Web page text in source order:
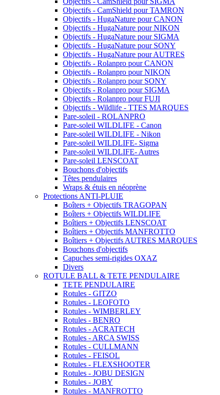
Objectifs - CamShield pour TAMRON
Objectifs - HugaNature pour CANON
Objectifs - HugaNature pour NIKON
Objectifs - HugaNature pour SIGMA
Objectifs - HugaNature pour SONY
Objectifs - HugaNature pour AUTRES
Objectifs - Rolanpro pour CANON
Objectifs - Rolanpro pour NIKON
Objectifs - Rolanpro pour SONY
Objectifs - Rolanpro pour SIGMA
Objectifs - Rolanpro pour FUJI
Objectifs - Wildlife - TTES MARQUES
Pare-soleil - ROLANPRO
Pare-soleil WILDLIFE - Canon
Pare-soleil WILDLIFE - Nikon
Pare-soleil WILDLIFE- Sigma
Pare-soleil WILDLIFE- Autres
Pare-soleil LENSCOAT
Bouchons d'objectifs
Têtes pendulaires
Wraps & étuis en néoprène
Protections ANTI-PLUIE
Boîters + Objectifs TRAGOPAN
Boîters + Objectifs WILDLIFE
Boîtiers + Objectifs LENSCOAT
Boîtiers + Objectifs MANFROTTO
Boîtiers + Objectifs AUTRES MARQUES
Bouchons d'objectifs
Capuches semi-rigides OXAZ
Divers
ROTULE BALL & TETE PENDULAIRE
TETE PENDULAIRE
Rotules - GITZO
Rotules - LEOFOTO
Rotules - WIMBERLEY
Rotules - BENRO
Rotules - ACRATECH
Rotules - ARCA SWISS
Rotules - CULLMANN
Rotules - FEISOL
Rotules - FLEXSHOOTER
Rotules - JOBU DESIGN
Rotules - JOBY
Rotules - MANFROTTO